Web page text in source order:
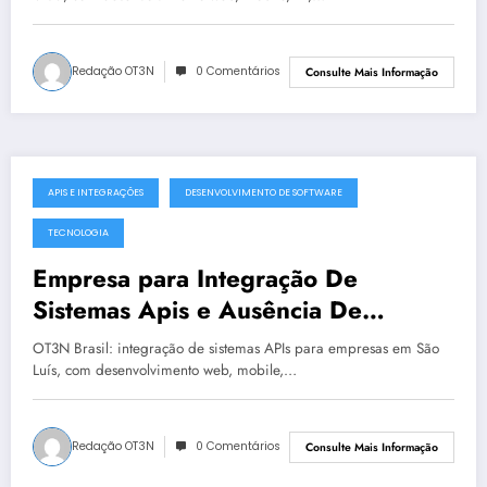
Redação OT3N 0 Comentários Consulte Mais Informação
julho 19, 2025
APIS E INTEGRAÇÕES DESENVOLVIMENTO DE SOFTWARE
TECNOLOGIA
Empresa para Integração De
Sistemas Apis e Ausência De
Governança Técnica em São Luís |
OT3N Brasil – Guia 2199
OT3N Brasil: integração de sistemas APIs para empresas em São
Luís, com desenvolvimento web, mobile,…
Redação OT3N 0 Comentários Consulte Mais Informação